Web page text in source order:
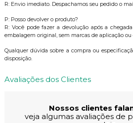
R: Envio imediato. Despachamos seu pedido o
P: Posso devolver o produto?
R: Você pode fazer a devolução após a
embalagem original, sem marcas de aplicação ou
Qualquer dúvida sobre a compra ou
disposição.
Avaliações dos Clientes
Nossos clientes
veja algumas avaliações de